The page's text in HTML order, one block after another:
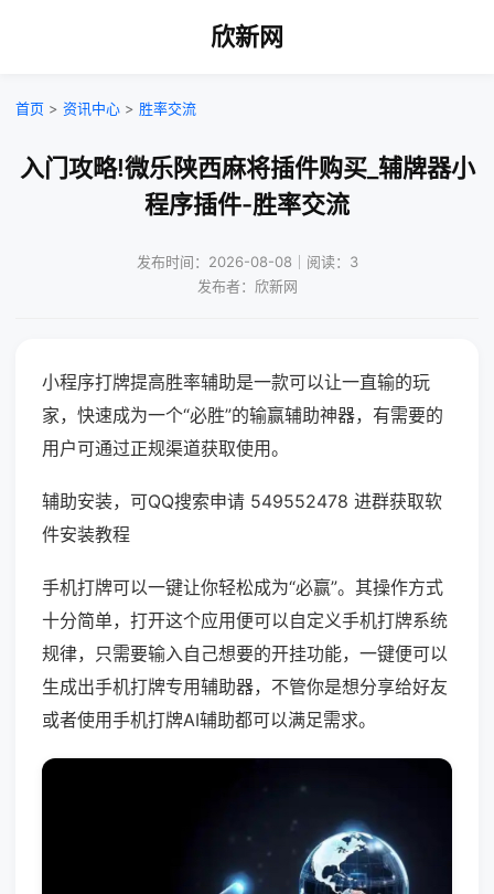
欣新网
首页 > 资讯中心 > 胜率交流
入门攻略!微乐陕西麻将插件购买_辅牌器小
程序插件-胜率交流
发布时间：2026-08-08｜阅读：3
发布者：欣新网
小程序打牌提高胜率辅助是一款可以让一直输的玩
家，快速成为一个“必胜”的输赢辅助神器，有需要的
用户可通过正规渠道获取使用。
辅助安装，可QQ搜索申请 549552478 进群获取软
件安装教程
手机打牌可以一键让你轻松成为“必赢”。其操作方式
十分简单，打开这个应用便可以自定义手机打牌系统
规律，只需要输入自己想要的开挂功能，一键便可以
生成出手机打牌专用辅助器，不管你是想分享给好友
或者使用手机打牌AI辅助都可以满足需求。